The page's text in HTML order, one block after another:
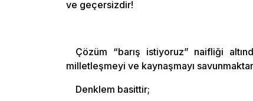
ve geçersizdir!
Çözüm “barış istiyoruz” naifliği
milletleşmeyi ve kaynaşmayı
Denklem basittir;